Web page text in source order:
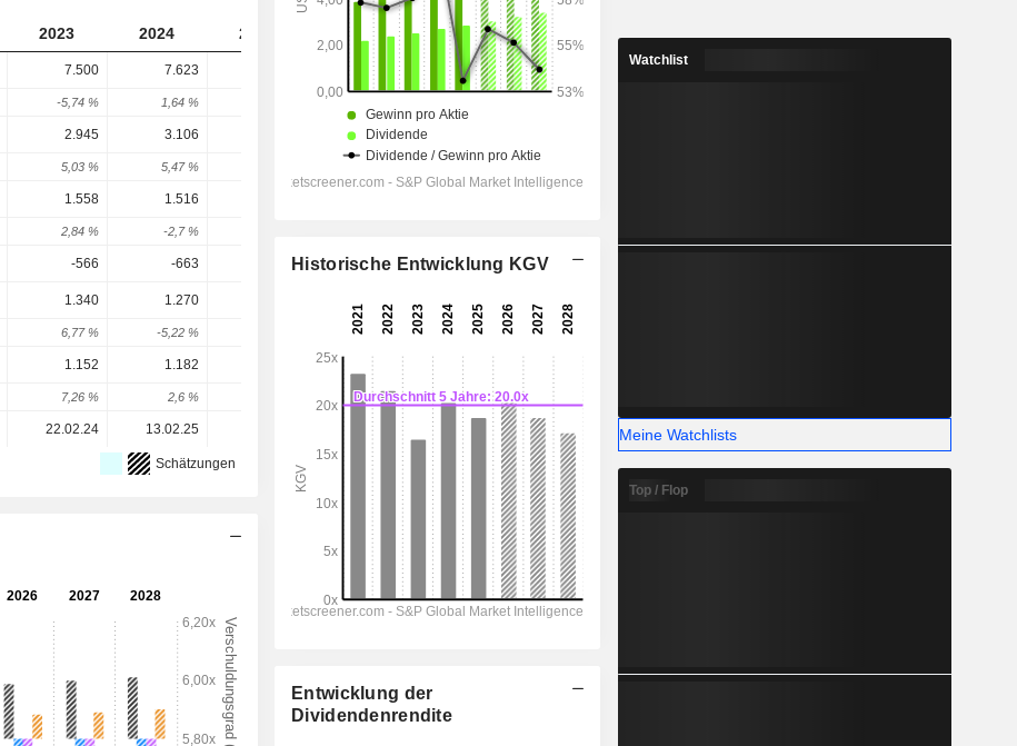
2023 2024 2025 2026 2027 2028
7.500 7.623 9.327 9.822
-5,74 % 1,64 %
2.945 3.106 4.050
5,03 % 5,47 % 10,5 %
1.558 1.516
2,84 % -2,7 %
-566 -663 -776 -892,1 -957,5 -1.084
1.340 1.270 1.702 1.948 2.181
6,77 % -5,22 % 6,57 % 14,45 % 11,96 %
1.152 1.182 1.492 1.654
7,26 % 2,6 % 2,5 % 10,8 %
22.02.24 13.02.25
Schätzungen
Historische Entwicklung KGV
Entwicklung der
Dividendenrendite
Watchlist
Meine Watchlists
Top / Flop